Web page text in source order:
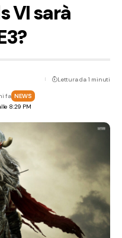
VI sarà
8:29 PM
fa NEWS
Lettura da 1 minuti